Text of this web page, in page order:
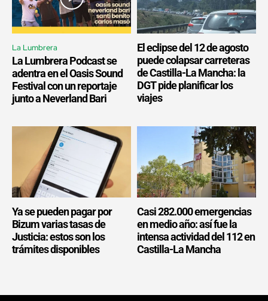
La Lumbrera
La Lumbrera Podcast se
adentra en el Oasis Sound
Festival con un reportaje
junto a Neverland Bari
El eclipse del 12 de agosto
puede colapsar carreteras
de Castilla-La Mancha: la
DGT pide planificar los
viajes
Ya se pueden pagar por
Bizum varias tasas de
Justicia: estos son los
trámites disponibles
Casi 282.000 emergencias
en medio año: así fue la
intensa actividad del 112 en
Castilla-La Mancha